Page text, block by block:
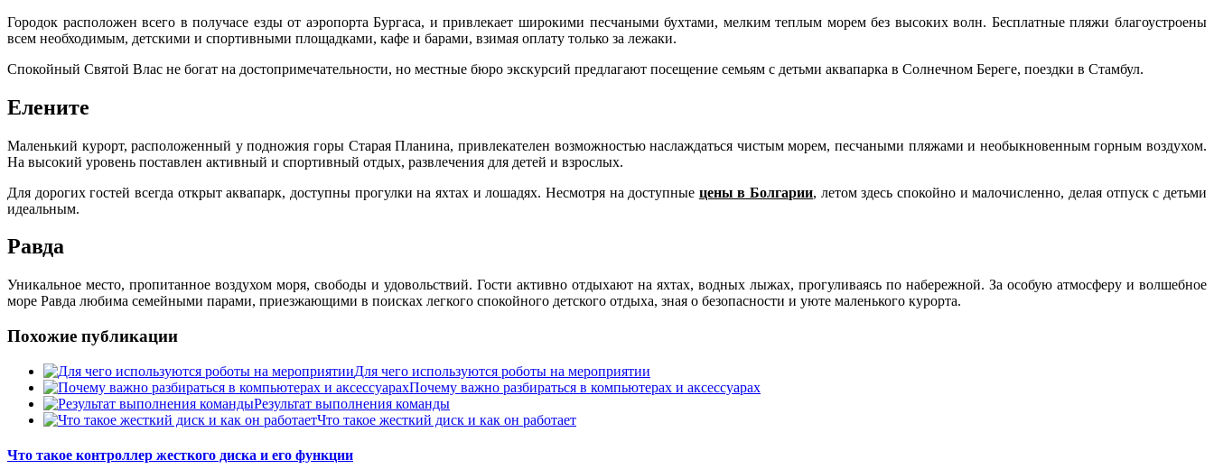
Городок расположен всего в получасе езды от аэропорта Бургаса, и привлекает широкими песчаными бухтами, мелким теплым морем без высоких волн. Бесплатные пляжи благоустроены
всем необходимым, детскими и спортивными площадками, кафе и барами, взимая оплату только за лежаки.
Спокойный Святой Влас не богат на достопримечательности, но местные бюро экскурсий предлагают посещение семьям с детьми аквапарка в Солнечном Береге, поездки в Стамбул.
Елените
Маленький курорт, расположенный у подножия горы Старая Планина, привлекателен возможностью наслаждаться чистым морем, песчаными пляжами и необыкновенным горным воздухом.
На высокий уровень поставлен активный и спортивный отдых, развлечения для детей и взрослых.
Для дорогих гостей всегда открыт аквапарк, доступны прогулки на яхтах и лошадях. Несмотря на доступные цены в Болгарии, летом здесь спокойно и малочисленно, делая отпуск с детьми
идеальным.
Равда
Уникальное место, пропитанное воздухом моря, свободы и удовольствий. Гости активно отдыхают на яхтах, водных лыжах, прогуливаясь по набережной. За особую атмосферу и волшебное
море Равда любима семейными парами, приезжающими в поисках легкого спокойного детского отдыха, зная о безопасности и уюте маленького курорта.
Похожие публикации
Для чего используются роботы на мероприятии
Почему важно разбираться в компьютерах и аксессуарах
Результат выполнения команды
Что такое жесткий диск и как он работает
Что такое контроллер жесткого диска и его функции